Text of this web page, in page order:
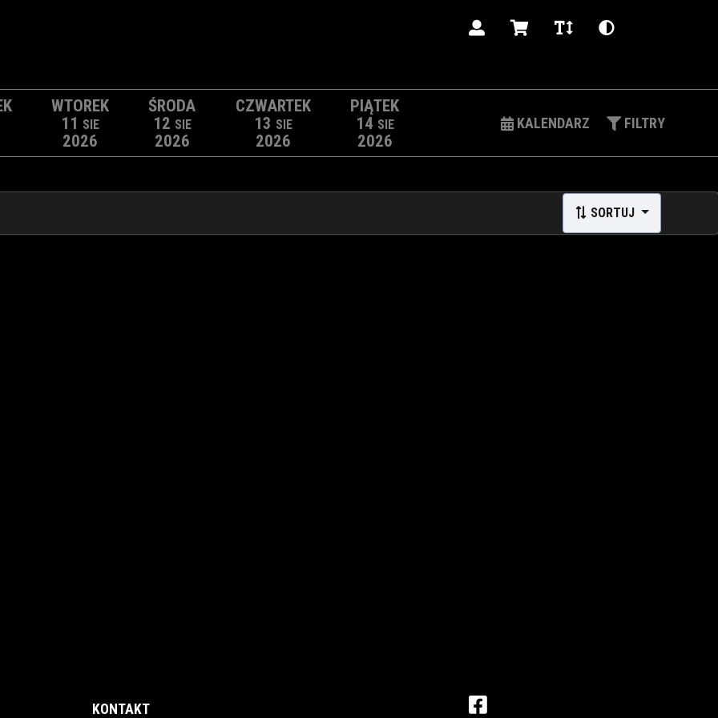
WTOREK
11 SIE
2026
ŚRODA
12 SIE
2026
CZWARTEK
13 SIE
2026
PIĄTEK
14 SIE
2026
KALENDARZ FILTRY
SORTUJ
KONTAKT